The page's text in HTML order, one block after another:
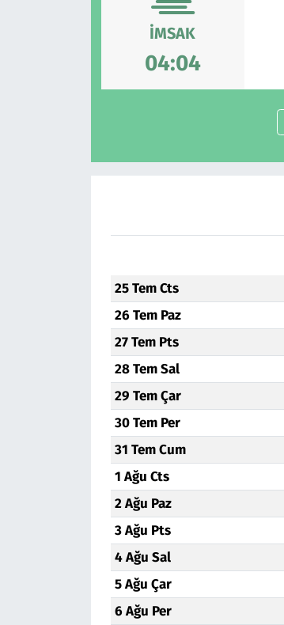
İMSAK
04:04
25 Tem Cts
26 Tem Paz
27 Tem Pts
28 Tem Sal
29 Tem Çar
30 Tem Per
31 Tem Cum
1 Ağu Cts
2 Ağu Paz
3 Ağu Pts
4 Ağu Sal
5 Ağu Çar
6 Ağu Per